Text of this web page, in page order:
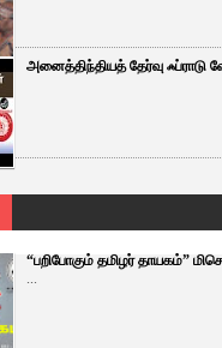
அனைத்திந்தியத் தேர்வு ஃப்ராடு
“பறிபோகும் தமிழர் தாயகம்”
...